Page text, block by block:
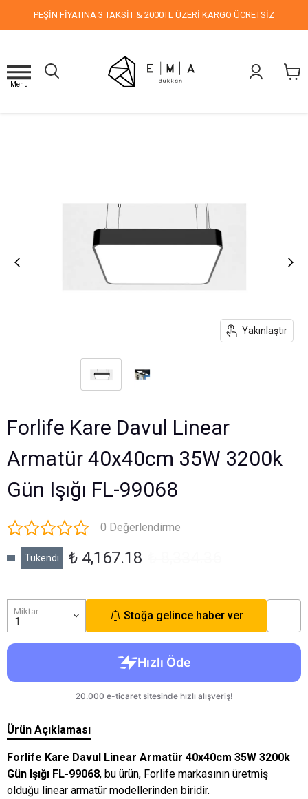
PEŞİN FİYATINA 3 TAKSİT & 2000TL ÜZERİ KARGO ÜCRETSİZ
Menu
Yakınlaştır
Forlife Kare Davul Linear
Armatür 40x40cm 35W 3200k
Gün Işığı FL-99068
0 Değerlendirme
Tükendi ₺ 4,167.18
Miktar Stoğa gelince haber ver
Ürün Açıklaması
Forlife Kare Davul Linear Armatür 40x40cm 35W 3200k
Gün Işığı FL-99068, bu ürün, Forlife markasının üretmiş
olduğu linear armatür modellerinden biridir.